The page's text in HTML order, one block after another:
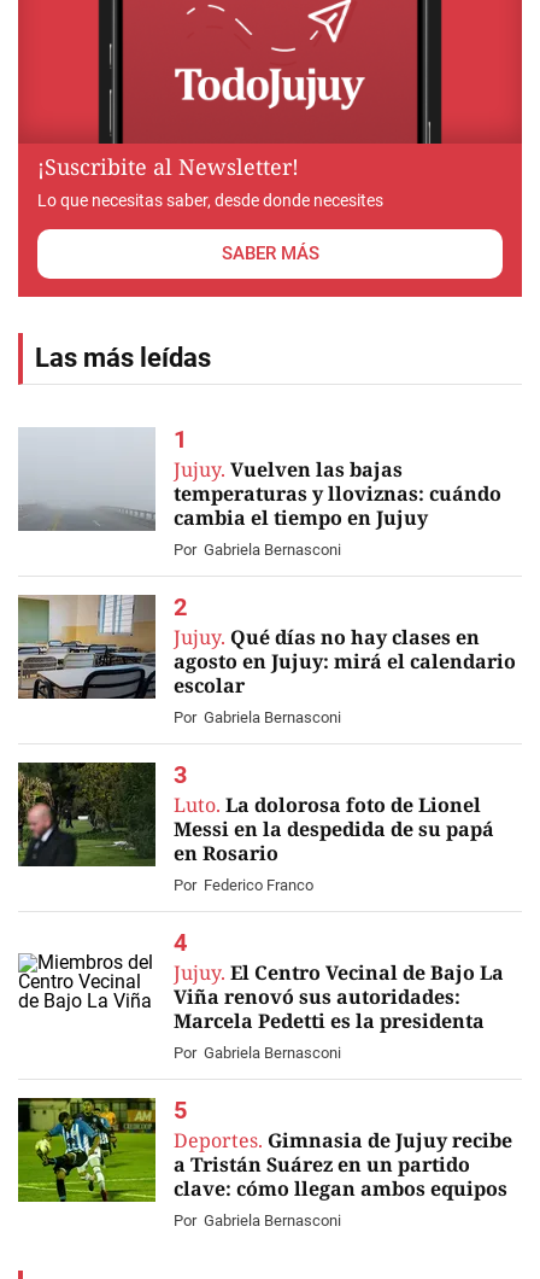
¡Suscribite al Newsletter!
Lo que necesitas saber, desde donde necesites
SABER MÁS
Las más leídas
Jujuy. Vuelven las bajas
temperaturas y lloviznas: cuándo
cambia el tiempo en Jujuy
Por Gabriela Bernasconi
Jujuy. Qué días no hay clases en
agosto en Jujuy: mirá el calendario
escolar
Por Gabriela Bernasconi
Luto. La dolorosa foto de Lionel
Messi en la despedida de su papá
en Rosario
Por Federico Franco
Jujuy. El Centro Vecinal de Bajo La
Viña renovó sus autoridades:
Marcela Pedetti es la presidenta
Por Gabriela Bernasconi
Deportes. Gimnasia de Jujuy recibe
a Tristán Suárez en un partido
clave: cómo llegan ambos equipos
Por Gabriela Bernasconi